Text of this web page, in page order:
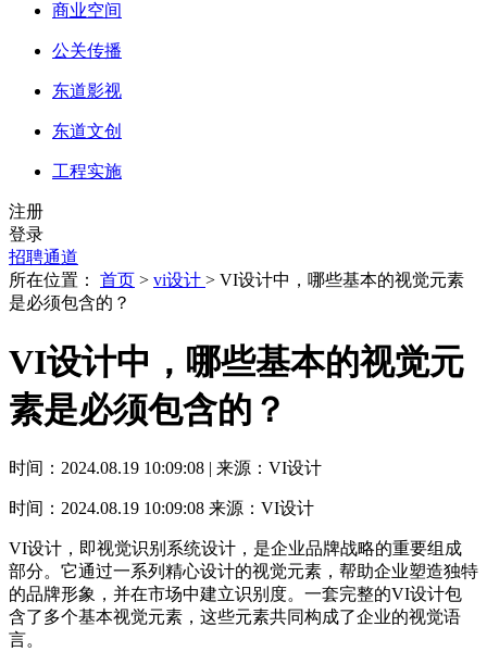
商业空间
公关传播
东道影视
东道文创
工程实施
注册
登录
招聘通道
所在位置： 首页 > vi设计 > VI设计中，哪些基本的视觉元素
是必须包含的？
VI设计中，哪些基本的视觉元
素是必须包含的？
时间：2024.08.19 10:09:08 | 来源：VI设计
时间：2024.08.19 10:09:08 来源：VI设计
VI设计，即视觉识别系统设计，是企业品牌战略的重要组成
部分。它通过一系列精心设计的视觉元素，帮助企业塑造独特
的品牌形象，并在市场中建立识别度。一套完整的VI设计包
含了多个基本视觉元素，这些元素共同构成了企业的视觉语
言。